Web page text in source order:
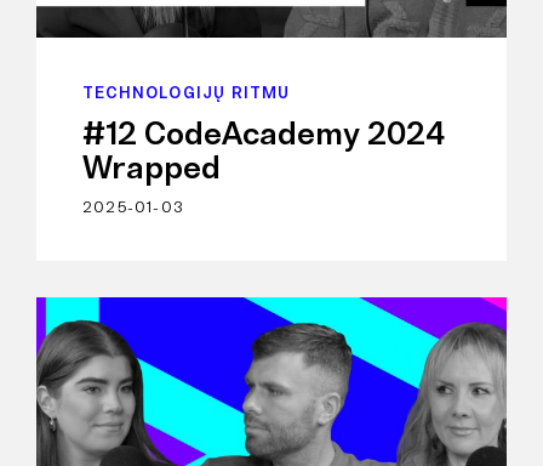
TECHNOLOGIJŲ RITMU
#12 CodeAcademy 2024
Wrapped
2025-01-03